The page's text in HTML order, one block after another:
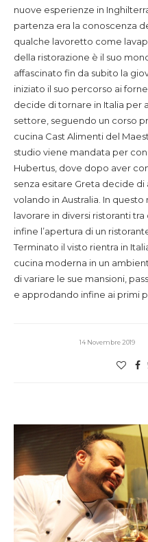
nuove esperienze in
partenza era la conoscenza
qualche lavoretto come
della ristorazione è il suo
affascinato fin da subito la
iniziato il suo percorso ai
decide di tornare in Italia per
settore, seguendo un corso
cucina Cast Alimenti del
studio viene mandata per
Hubertus, dove dopo aver
senza esitare Greta decide
volando in Australia. In
lavorare in diversi ristoranti
infine l’apertura di un
Terminato il visto rientra in
cucina moderna in un
di variare le sue mansioni,
e approdando infine ai primi
14 Novembre 2019